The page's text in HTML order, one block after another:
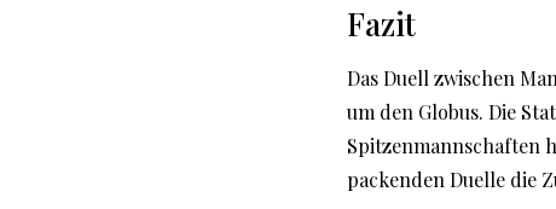
Fazit
Das Duell zwischen
um den Globus. Die
Spitzenmannschaften
packenden Duelle die